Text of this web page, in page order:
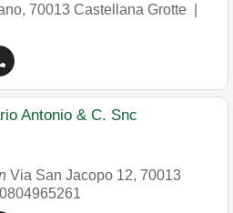
, 70013 Castellana Grotte
Antonio & C. Snc
Via San Jacopo 12, 70013